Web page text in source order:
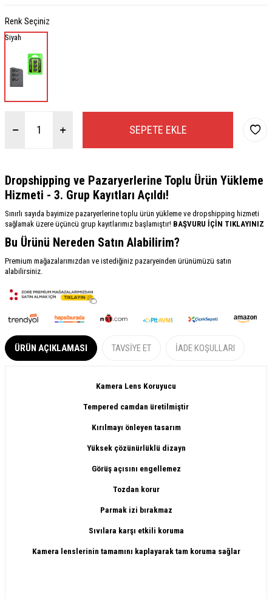
Renk Seçiniz
Siyah
SEPETE EKLE
Dropshipping ve Pazaryerlerine Toplu Ürün Yükleme
Hizmeti - 3. Grup Kayıtları Açıldı!
Sınırlı sayıda bayimize pazaryerlerine toplu ürün yükleme ve dropshipping hizmeti
sağlamak üzere üçüncü grup kayıtlarımız başlamıştır! BAŞVURU İÇİN TIKLAYINIZ
Bu Ürünü Nereden Satın Alabilirim?
Premium mağazalarımızdan ve istediğiniz pazaryeinden ürünümüzü satın
alabilirsiniz.
ÜRÜN AÇIKLAMASI TAVSIYE ET İADE KOŞULLARI
Kamera Lens Koruyucu
Tempered camdan üretilmiştir
Kırılmayı önleyen tasarım
Yüksek çözünürlüklü dizayn
Görüş açısını engellemez
Tozdan korur
Parmak izi bırakmaz
Sıvılara karşı etkili koruma
Kamera lenslerinin tamamını kaplayarak tam koruma sağlar